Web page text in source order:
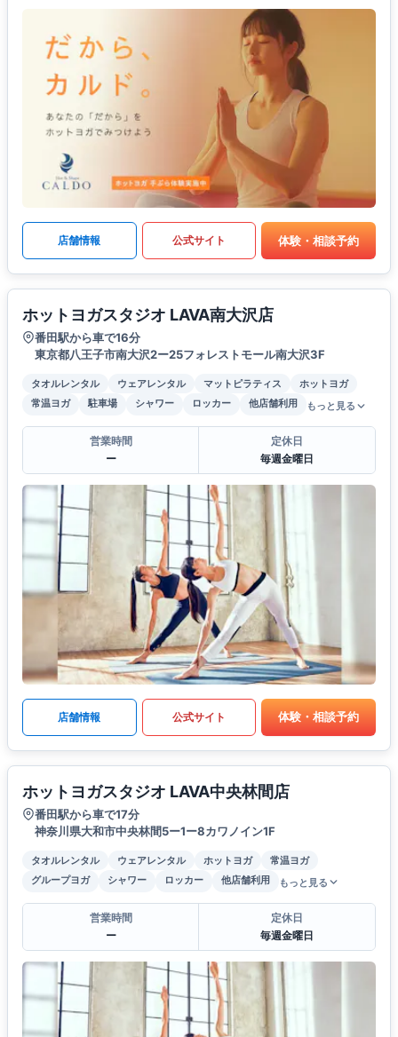
店舗情報 公式サイト 体験・相談予約
ホットヨガスタジオ LAVA南大沢店
番田駅から車で16分
東京都八王子市南大沢2ー25フォレストモール南大沢3F
タオルレンタル ウェアレンタル マットピラティス
ホットヨガ
常温ヨガ
駐車場 シャワー ロッカー 他店舗利用 もっと見る
営業時間
ー
定休日
毎週金曜日
店舗情報 公式サイト 体験・相談予約
ホットヨガスタジオ LAVA中央林間店
番田駅から車で17分
神奈川県大和市中央林間5ー1ー8カワノイン1F
タオルレンタル ウェアレンタル ホットヨガ
常温ヨガ
グループヨガ
シャワー ロッカー 他店舗利用 もっと見る
営業時間
ー
定休日
毎週金曜日